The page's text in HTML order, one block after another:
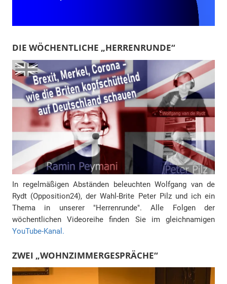
DIE WÖCHENTLICHE „HERRENRUNDE“
In regelmäßigen Abständen beleuchten Wolfgang van de
Rydt (Opposition24), der Wahl-Brite Peter Pilz und ich ein
Thema in unserer "Herrenrunde". Alle Folgen der
wöchentlichen Videoreihe finden Sie im gleichnamigen
YouTube-Kanal.
ZWEI „WOHNZIMMERGESPRÄCHE“